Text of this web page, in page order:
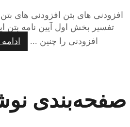
تفسیر بخش اول آیین نامه بتن
افزودنی را چنین ...
صفحه‌بندی